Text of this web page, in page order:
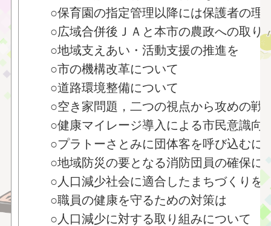
○保育園の指定管理以降には保護者の理
○広域合併後ＪＡと本市の農政への取り
○地域支えあい・活動支援の推進を
○市の機構改革について
○道路環境整備について
○空き家問題，二つの視点から攻めの戦
○健康マイレージ導入による市民意識向
○プラトーさとみに団体客を呼び込むに
○地域防災の要となる消防団員の確保に
○人口減少社会に適合したまちづくりを
○職員の健康を守るための対策は
○人口減少に対する取り組みについて